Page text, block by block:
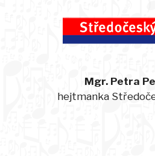
Mgr. Petra
hejtmanka